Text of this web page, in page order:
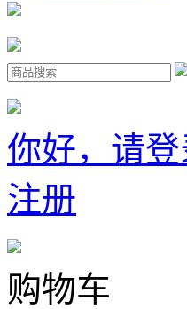
你好，请登
注册
购物车